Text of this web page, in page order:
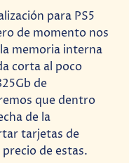
para PS5
de momento nos
memoria interna
corta al poco
de
que dentro
de la
tarjetas de
de estas.